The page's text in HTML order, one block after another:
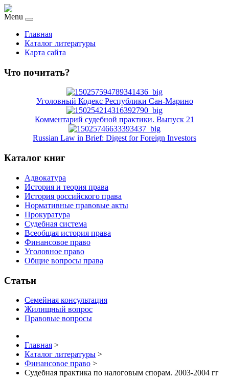
Menu
Главная
Каталог литературы
Карта сайта
Что почитать?
Уголовный Кодекс Республики Сан-Марино
Комментарий судебной практики. Выпуск 21
Russian Law in Brief: Digest for Foreign Investors
Каталог книг
Адвокатура
История и теория права
История российского права
Нормативные правовые акты
Прокуратура
Судебная система
Всеобщая история права
Финансовое право
Уголовное право
Общие вопросы права
Статьи
Семейная консультация
Жилищный вопрос
Правовые вопросы
Главная >
Каталог литературы >
Финансовое право >
Судебная практика по налоговым спорам. 2003-2004 гг